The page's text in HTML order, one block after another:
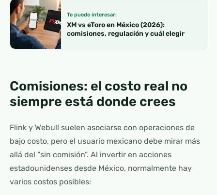
Te puede interesar:
XM vs eToro en México (2026):
comisiones, regulación y cuál elegir
Comisiones: el costo real no
siempre está donde crees
Flink y Webull suelen asociarse con operaciones de
bajo costo, pero el usuario mexicano debe mirar más
allá del “sin comisión”. Al invertir en acciones
estadounidenses desde México, normalmente hay
varios costos posibles: